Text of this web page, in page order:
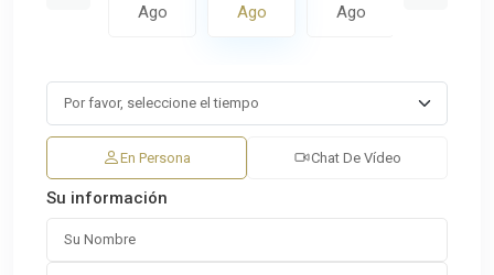
Ago Ago Ago
En Persona Chat De Vídeo
Su información